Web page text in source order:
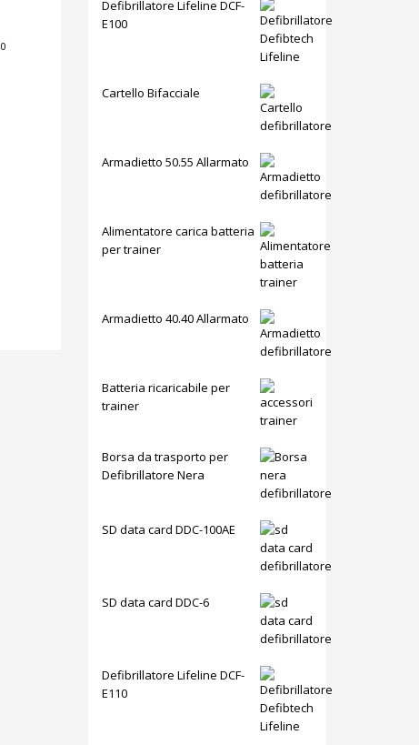
0
Defibrillatore Lifeline DCF-
E100
Cartello Bifacciale
Armadietto 50.55 Allarmato
Alimentatore carica batteria
per trainer
Armadietto 40.40 Allarmato
Batteria ricaricabile per
trainer
Borsa da trasporto per
Defibrillatore Nera
SD data card DDC-100AE
SD data card DDC-6
Defibrillatore Lifeline DCF-
E110